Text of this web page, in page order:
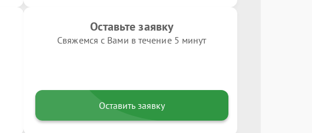
Оставьте заявку
Свяжемся с Вами в течение 5 минут
Оставить заявку